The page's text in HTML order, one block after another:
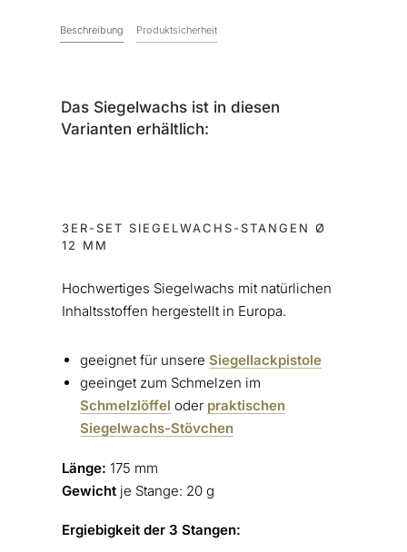
Beschreibung Produktsicherheit
Das Siegelwachs ist in diesen
Varianten erhältlich:
3ER-SET SIEGELWACHS-STANGEN Ø
12 MM
Hochwertiges Siegelwachs mit natürlichen
Inhaltsstoffen hergestellt in Europa.
geeignet für unsere Siegellackpistole
geeinget zum Schmelzen im
Schmelzlöffel oder praktischen
Siegelwachs-Stövchen
Länge: 175 mm
Gewichtje Stange: 20 g
Ergiebigkeit der 3 Stangen: